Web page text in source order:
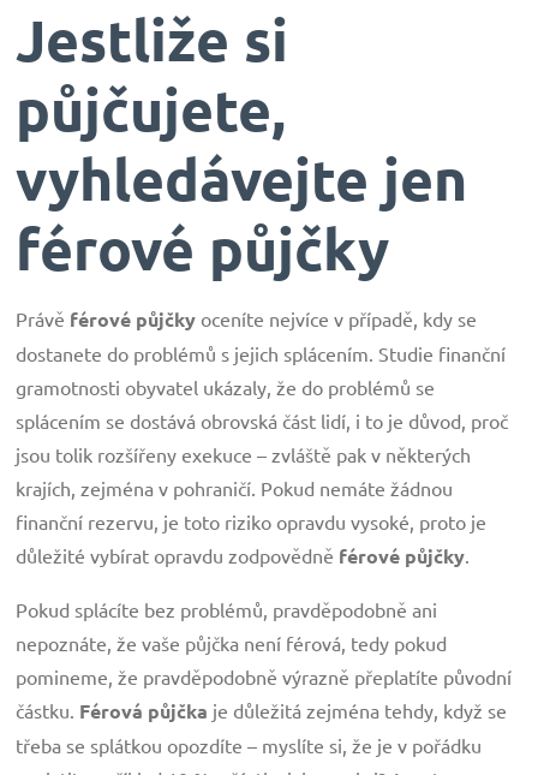
Jestliže si
půjčujete,
vyhledávejte jen
férové půjčky
Právě férové půjčky oceníte nejvíce v případě, kdy se
dostanete do problémů s jejich splácením. Studie finanční
gramotnosti obyvatel ukázaly, že do problémů se
splácením se dostává obrovská část lidí, i to je důvod, proč
jsou tolik rozšířeny exekuce – zvláště pak v některých
krajích, zejména v pohraničí. Pokud nemáte žádnou
finanční rezervu, je toto riziko opravdu vysoké, proto je
důležité vybírat opravdu zodpovědně férové půjčky
Pokud splácíte bez problémů, pravděpodobně ani
nepoznáte, že vaše půjčka není férová, tedy pokud
pomineme, že pravděpodobně výrazně přeplatíte původní
částku. Férová půjčka je důležitá zejména tehdy, když se
třeba se splátkou opozdíte – myslíte si, že je v pořádku